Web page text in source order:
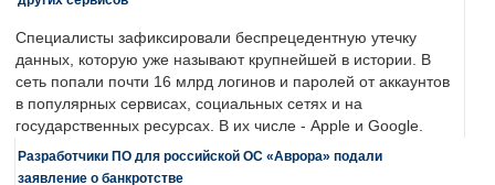
Специалисты зафиксировали беспрецедентную утечку
данных, которую уже называют крупнейшей в истории. В
сеть попали почти 16 млрд логинов и паролей от аккаунтов
в популярных сервисах, социальных сетях и на
государственных ресурсах. В их числе - Apple и Google.
Разработчики ПО для российской ОС «Аврора» подали
заявление о банкротстве